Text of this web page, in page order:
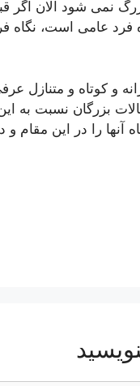
نمی شود الان اگر
فرد عامی است،
و كوتاه و متنازل
بزرگان نسبت به
آنها را در این